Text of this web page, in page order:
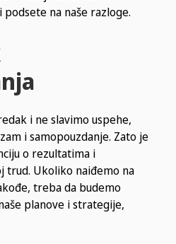
na naše razloge.
i ne slavimo uspehe,
i samopouzdanje. Zato je
o rezultatima i
trud. Ukoliko naiđemo na
treba da budemo
planove i strategije,